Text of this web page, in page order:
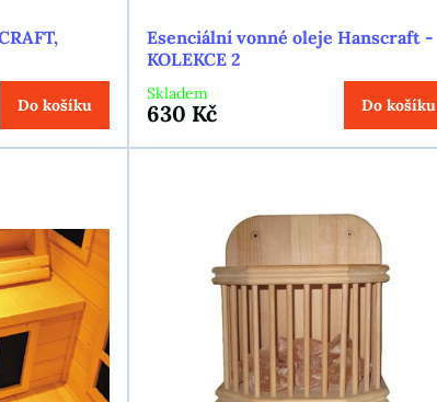
Do košíku
Esenciální vonné oleje Hanscraft -
KOLEKCE 2
Skladem
630 Kč Do košíku